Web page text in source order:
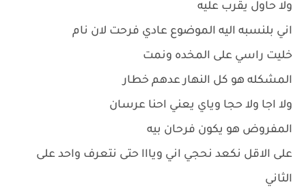
ولا حاول يقرب عليه
اني بلنسبه اليه الموضوع عادي فرحت لان نام
خليت راسي على المخده ونمت
المشكله هو كل النهار عدهم خطار
ولا اجا ولا حجا وياي يعني احنا عرسان
المفروض هو يكون فرحان بيه
على الاقل نكعد نحجي اني ويااا حتى نتعرف واحد على
الثاني